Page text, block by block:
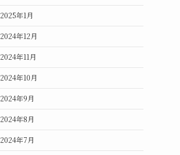
2025年1月
2024年12月
2024年11月
2024年10月
2024年9月
2024年8月
2024年7月